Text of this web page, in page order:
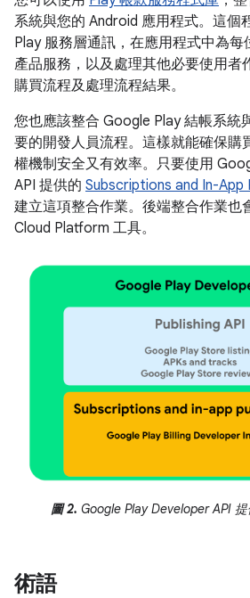
系統與您的 Android 應用程式。這個
Play 服務層通訊，在應用程式中為
產品服務，以及處理其他必要使用者
購買流程及處理流程結果。
您也應該整合 Google Play 結帳系統
要的開發人員流程。這樣就能確保購
權機制安全又有效率。只要使用
API 提供的 Subscriptions and In-App
建立這項整合作業。後端整合作業也
Cloud Platform 工具。
圖 2. Google Play Developer API 提
術語